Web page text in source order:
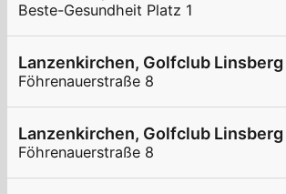
Beste-Gesundheit Platz 1
Lanzenkirchen, Golfclub Linsberg
Föhrenauerstraße 8
Lanzenkirchen, Golfclub Linsberg
Föhrenauerstraße 8